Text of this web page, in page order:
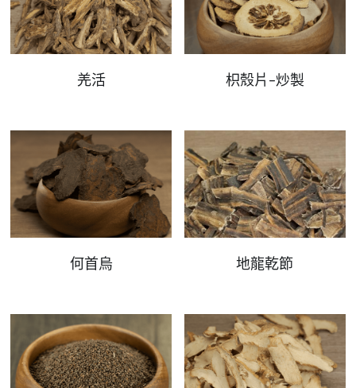
羌活 枳殼片-炒製
何首烏 地龍乾節